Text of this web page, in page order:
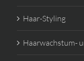
Haar-Styling
Haarwachstum-